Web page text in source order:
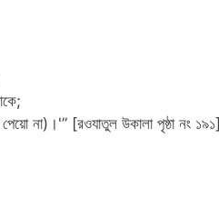
না)।'” [রওযাতুল উকালা পৃষ্ঠা নং ১৯১]